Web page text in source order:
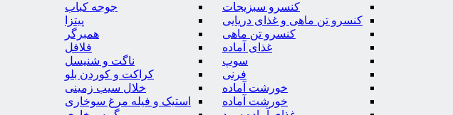
کنسرو سبزیجات
کنسرو تن ماهی و غذای دریایی
کنسرو تن ماهی
غذای آماده
سوپ
فرنی
خورشت آماده
خورشت آماده
جوجه کباب
پیتزا
همبرگر
فلافل
ناگت و شنیسل
کراکت و کوردن بلو
خلال سیب زمینی
استیک و فیله مرغ سوخاری